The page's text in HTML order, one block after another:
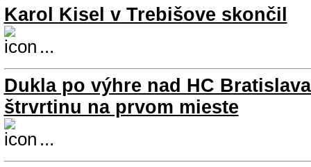
Karol Kisel v Trebišove skončil
...
Dukla po výhre nad HC
štrvrtinu na prvom mieste
...